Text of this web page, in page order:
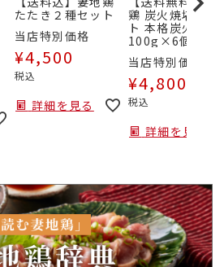
たたき２種セット
当店特別価格
¥4,500
税込
詳細を見る
鶏 炭火焼堪能セ
ト 本格炭火焼
100g×6個セッ
当店特別価格
¥4,800
税込
詳細を見る